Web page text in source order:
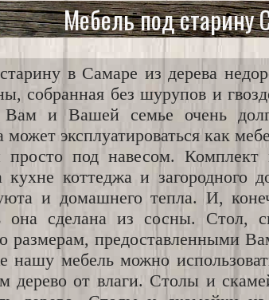
Мебель под старину
в Самаре из дерева
собранная без шурупов и
Вам и Вашей семье очень
может эксплуатироваться как
просто под навесом.
кухне коттеджа и загородного
и домашнего тепла. И,
она сделана из сосны.
размерам, предоставленными
нашу мебель можно
от влаги. Столы и